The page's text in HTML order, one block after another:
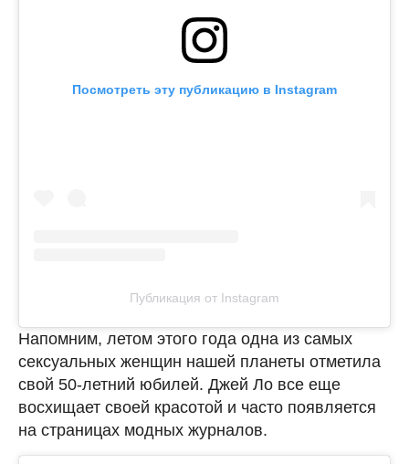
Посмотреть эту публикацию в Instagram
Публикация от Instagram
Напомним, летом этого года одна из самых
сексуальных женщин нашей планеты отметила
свой 50-летний юбилей. Джей Ло все еще
восхищает своей красотой и часто появляется
на страницах модных журналов.